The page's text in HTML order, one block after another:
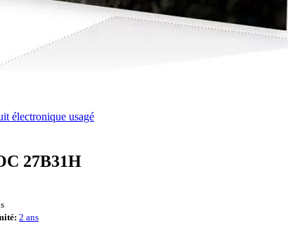
électronique usagé
27B31H
2 ans